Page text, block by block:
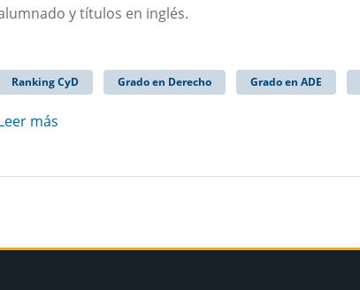
y títulos en inglés.
Ranking CyD Grado en Derecho Grado en ADE
más